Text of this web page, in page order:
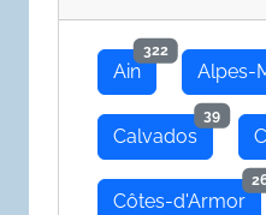
Ain
322
Alpes-
Calvados
39
Côtes-d'Armor